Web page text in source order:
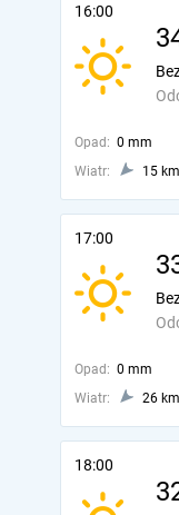
16:00
Opad: 0 mm
Wiatr:
15
17:00
Opad: 0 mm
Wiatr:
26
18:00